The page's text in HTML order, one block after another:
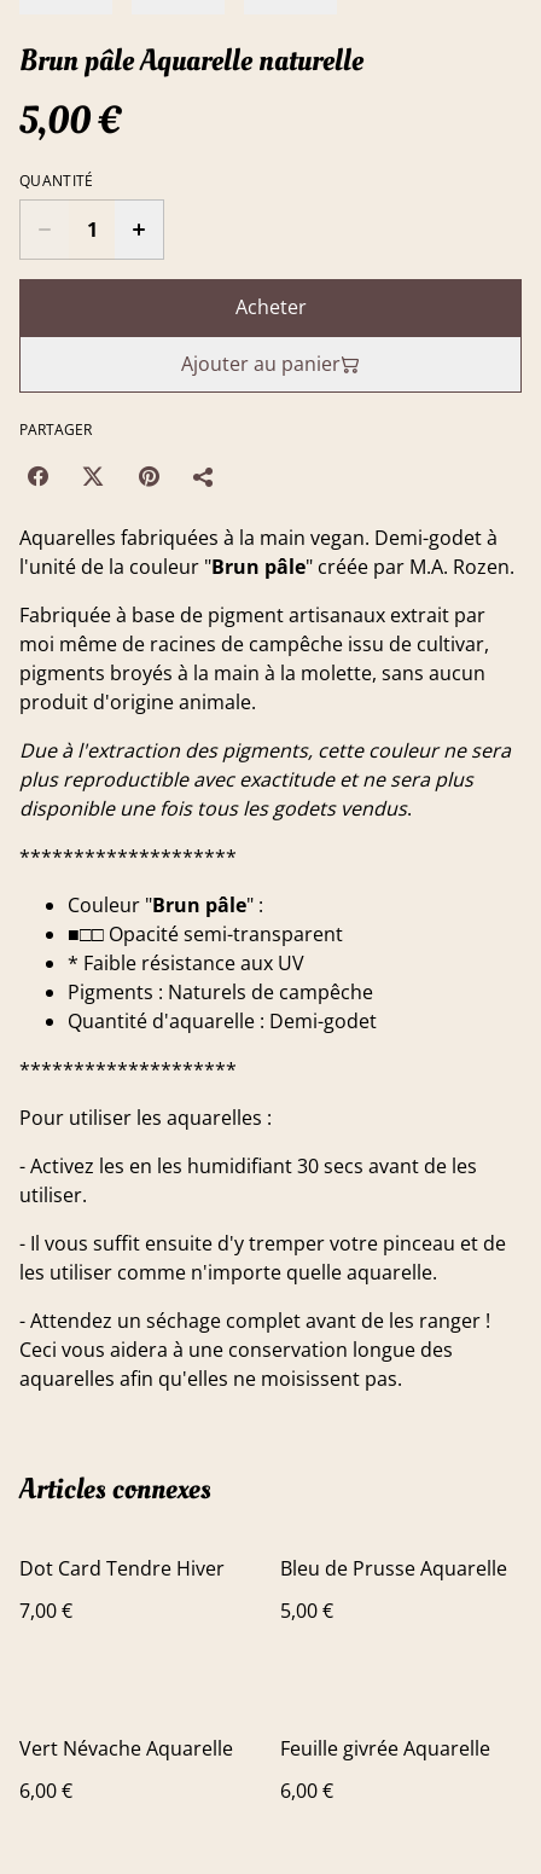
Brun pâle Aquarelle naturelle
5,00 €
QUANTITÉ
Acheter
Ajouter au panier
PARTAGER
Aquarelles fabriquées à la main vegan. Demi-godet à
l'unité de la couleur "Brun pâle" créée par M.A. Rozen.
Fabriquée à base de pigment artisanaux extrait par
moi même de racines de campêche issu de cultivar,
pigments broyés à la main à la molette, sans aucun
produit d'origine animale.
Due à l'extraction des pigments, cette couleur ne sera
plus reproductible avec exactitude et ne sera plus
disponible une fois tous les godets vendus.
********************
Couleur "Brun pâle" :
■□□ Opacité semi-transparent
* Faible résistance aux UV
Pigments : Naturels de campêche
Quantité d'aquarelle : Demi-godet
********************
Pour utiliser les aquarelles :
- Activez les en les humidifiant 30 secs avant de les
utiliser.
- Il vous suffit ensuite d'y tremper votre pinceau et de
les utiliser comme n'importe quelle aquarelle.
- Attendez un séchage complet avant de les ranger !
Ceci vous aidera à une conservation longue des
aquarelles afin qu'elles ne moisissent pas.
Articles connexes
Dot Card Tendre Hiver
7,00 €
Bleu de Prusse Aquarelle
5,00 €
Vert Névache Aquarelle
6,00 €
Feuille givrée Aquarelle
6,00 €